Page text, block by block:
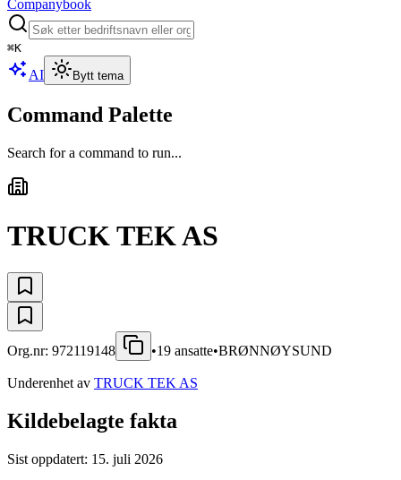
Companybook
⌘K
AI Bytt tema
Command Palette
Search for a command to run...
TRUCK TEK AS
Org.nr: 972119148 •19 ansatte•BRØNNØYSUND
Underenhet av TRUCK TEK AS
Kildebelagte fakta
Sist oppdatert: 15. juli 2026